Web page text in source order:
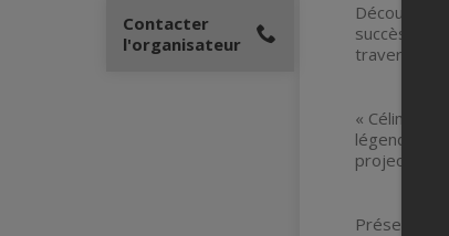
Découvrez
succès, du
travers les
« Céline…
légende
projections
Présenté
Contacter
l'organisateur